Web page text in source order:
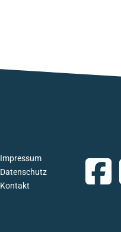
Kontakt
Datenschutz
Impressum